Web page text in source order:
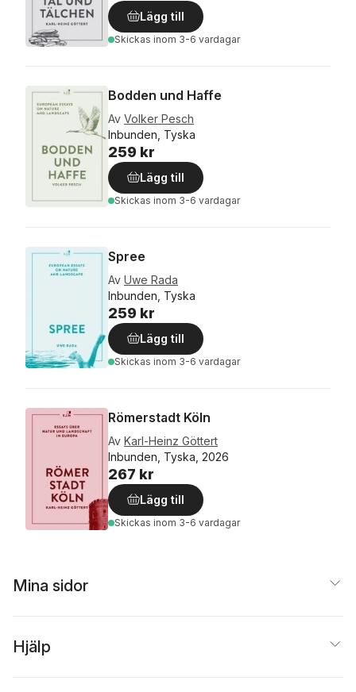
Lägg till
Skickas inom 3-6 vardagar
Bodden und Haffe
Av Volker Pesch
Inbunden, Tyska
259 kr
Lägg till
Skickas inom 3-6 vardagar
Spree
Av Uwe Rada
Inbunden, Tyska
259 kr
Lägg till
Skickas inom 3-6 vardagar
Römerstadt Köln
Av Karl-Heinz Göttert
Inbunden, Tyska, 2026
267 kr
Lägg till
Skickas inom 3-6 vardagar
Mina sidor
Hjälp